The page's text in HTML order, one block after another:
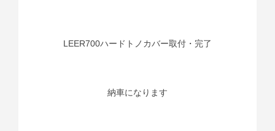
LEER700ハードトノカバー取付・完了
納車になります